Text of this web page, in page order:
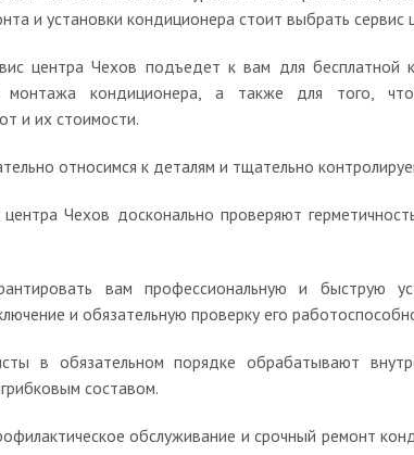
и установки кондиционера стоит выбрать сервис
центра Чехов подъедет к вам для бесплатной
монтажа кондиционера, а также для того,
и их стоимости.
относимся к деталям и тщательно
Чехов досконально проверяют
вам профессиональную и быструю
и обязательную проверку его
в обязательном порядке обрабатывают
составом.
обслуживание и срочный ремонт